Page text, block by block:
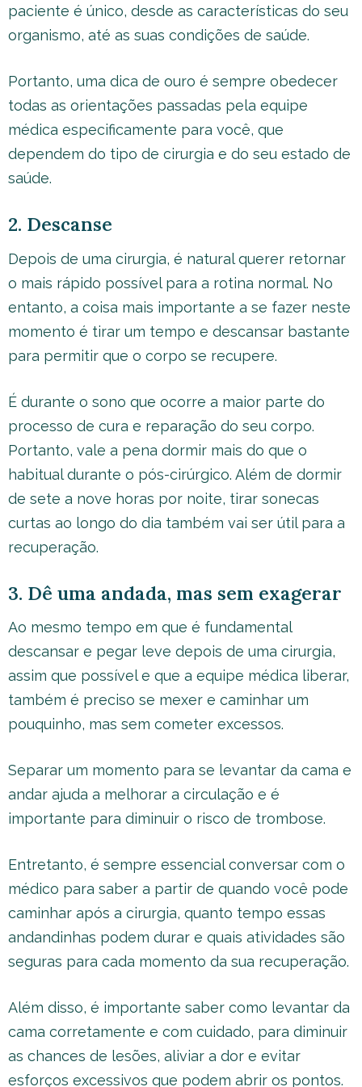
paciente é único, desde as características do seu
organismo, até as suas condições de saúde.
Portanto, uma dica de ouro é sempre obedecer
todas as orientações passadas pela equipe
médica especificamente para você, que
dependem do tipo de cirurgia e do seu estado de
saúde.
2. Descanse
Depois de uma cirurgia, é natural querer retornar
o mais rápido possível para a rotina normal. No
entanto, a coisa mais importante a se fazer neste
momento é tirar um tempo e descansar bastante
para permitir que o corpo se recupere.
É durante o sono que ocorre a maior parte do
processo de cura e reparação do seu corpo.
Portanto, vale a pena dormir mais do que o
habitual durante o pós-cirúrgico. Além de dormir
de sete a nove horas por noite, tirar sonecas
curtas ao longo do dia também vai ser útil para a
recuperação.
3. Dê uma andada, mas sem exagerar
Ao mesmo tempo em que é fundamental
descansar e pegar leve depois de uma cirurgia,
assim que possível e que a equipe médica liberar,
também é preciso se mexer e caminhar um
pouquinho, mas sem cometer excessos.
Separar um momento para se levantar da cama e
andar ajuda a melhorar a circulação e é
importante para diminuir o risco de trombose.
Entretanto, é sempre essencial conversar com o
médico para saber a partir de quando você pode
caminhar após a cirurgia, quanto tempo essas
andandinhas podem durar e quais atividades são
seguras para cada momento da sua recuperação.
Além disso, é importante saber como levantar da
cama corretamente e com cuidado, para diminuir
as chances de lesões, aliviar a dor e evitar
esforços excessivos que podem abrir os pontos.